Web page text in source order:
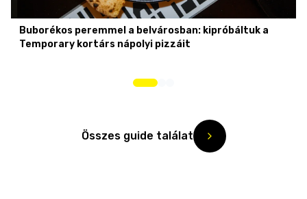
Buborékos peremmel a belvárosban: kipróbáltuk a
Temporary kortárs nápolyi pizzáit
Összes guide találat